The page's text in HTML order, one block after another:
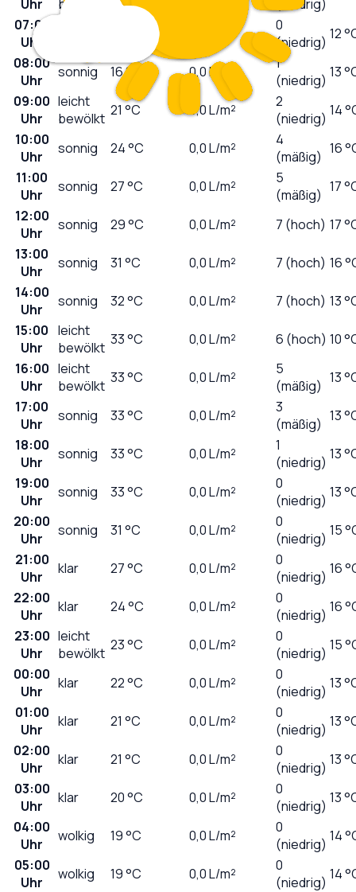
Uhr bewölkt (niedrig)
07:00
Uhr
0
(niedrig) 12
08:00
Uhr
sonnig 16°C 0,0L/m²
1
(niedrig) 13
09:00
Uhr
leicht
bewölkt 21 °C 0,0L/m²
2
(niedrig) 14
10:00
Uhr
sonnig 24°C 0,0L/m²
4
(mäßig) 16
11:00
Uhr
sonnig 27°C 0,0L/m²
5
(mäßig) 17
12:00
Uhr
sonnig 29°C 0,0L/m² 7 (hoch) 17
13:00
Uhr
sonnig 31 °C 0,0L/m² 7 (hoch) 16
14:00
Uhr
sonnig 32°C 0,0L/m² 7 (hoch) 13
15:00
Uhr
leicht
bewölkt 33°C 0,0L/m² 6 (hoch) 10
16:00
Uhr
leicht
bewölkt 33°C 0,0L/m²
5
(mäßig) 13
17:00
Uhr
sonnig 33°C 0,0L/m²
3
(mäßig) 13
18:00
Uhr
sonnig 33°C 0,0L/m²
1
(niedrig) 13
19:00
Uhr
sonnig 33°C 0,0L/m²
0
(niedrig) 13
20:00
Uhr
sonnig 31 °C 0,0L/m²
0
(niedrig) 15
21:00
Uhr
klar 27°C 0,0L/m²
0
(niedrig) 16
22:00
Uhr
klar 24°C 0,0L/m²
0
(niedrig) 16
23:00
Uhr
leicht
bewölkt 23°C 0,0L/m²
0
(niedrig) 15
00:00
Uhr
klar 22°C 0,0L/m²
0
(niedrig) 13
01:00
Uhr
klar 21 °C 0,0L/m²
0
(niedrig) 13
02:00
Uhr
klar 21 °C 0,0L/m²
0
(niedrig) 13
03:00
Uhr
klar 20°C 0,0L/m²
0
(niedrig) 13
04:00
Uhr
wolkig 19°C 0,0L/m²
0
(niedrig) 14
05:00
Uhr
wolkig 19°C 0,0L/m²
0
(niedrig) 14